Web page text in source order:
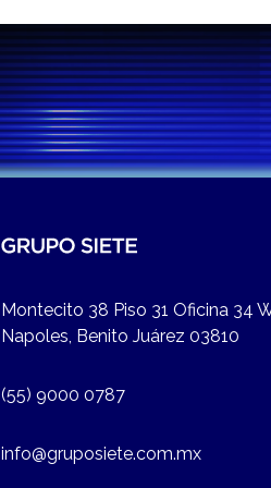
Montecito 38 Piso 31 Oficina 34
Napoles, Benito Juárez 03810
(55) 9000 0787
info@gruposiete.com.mx